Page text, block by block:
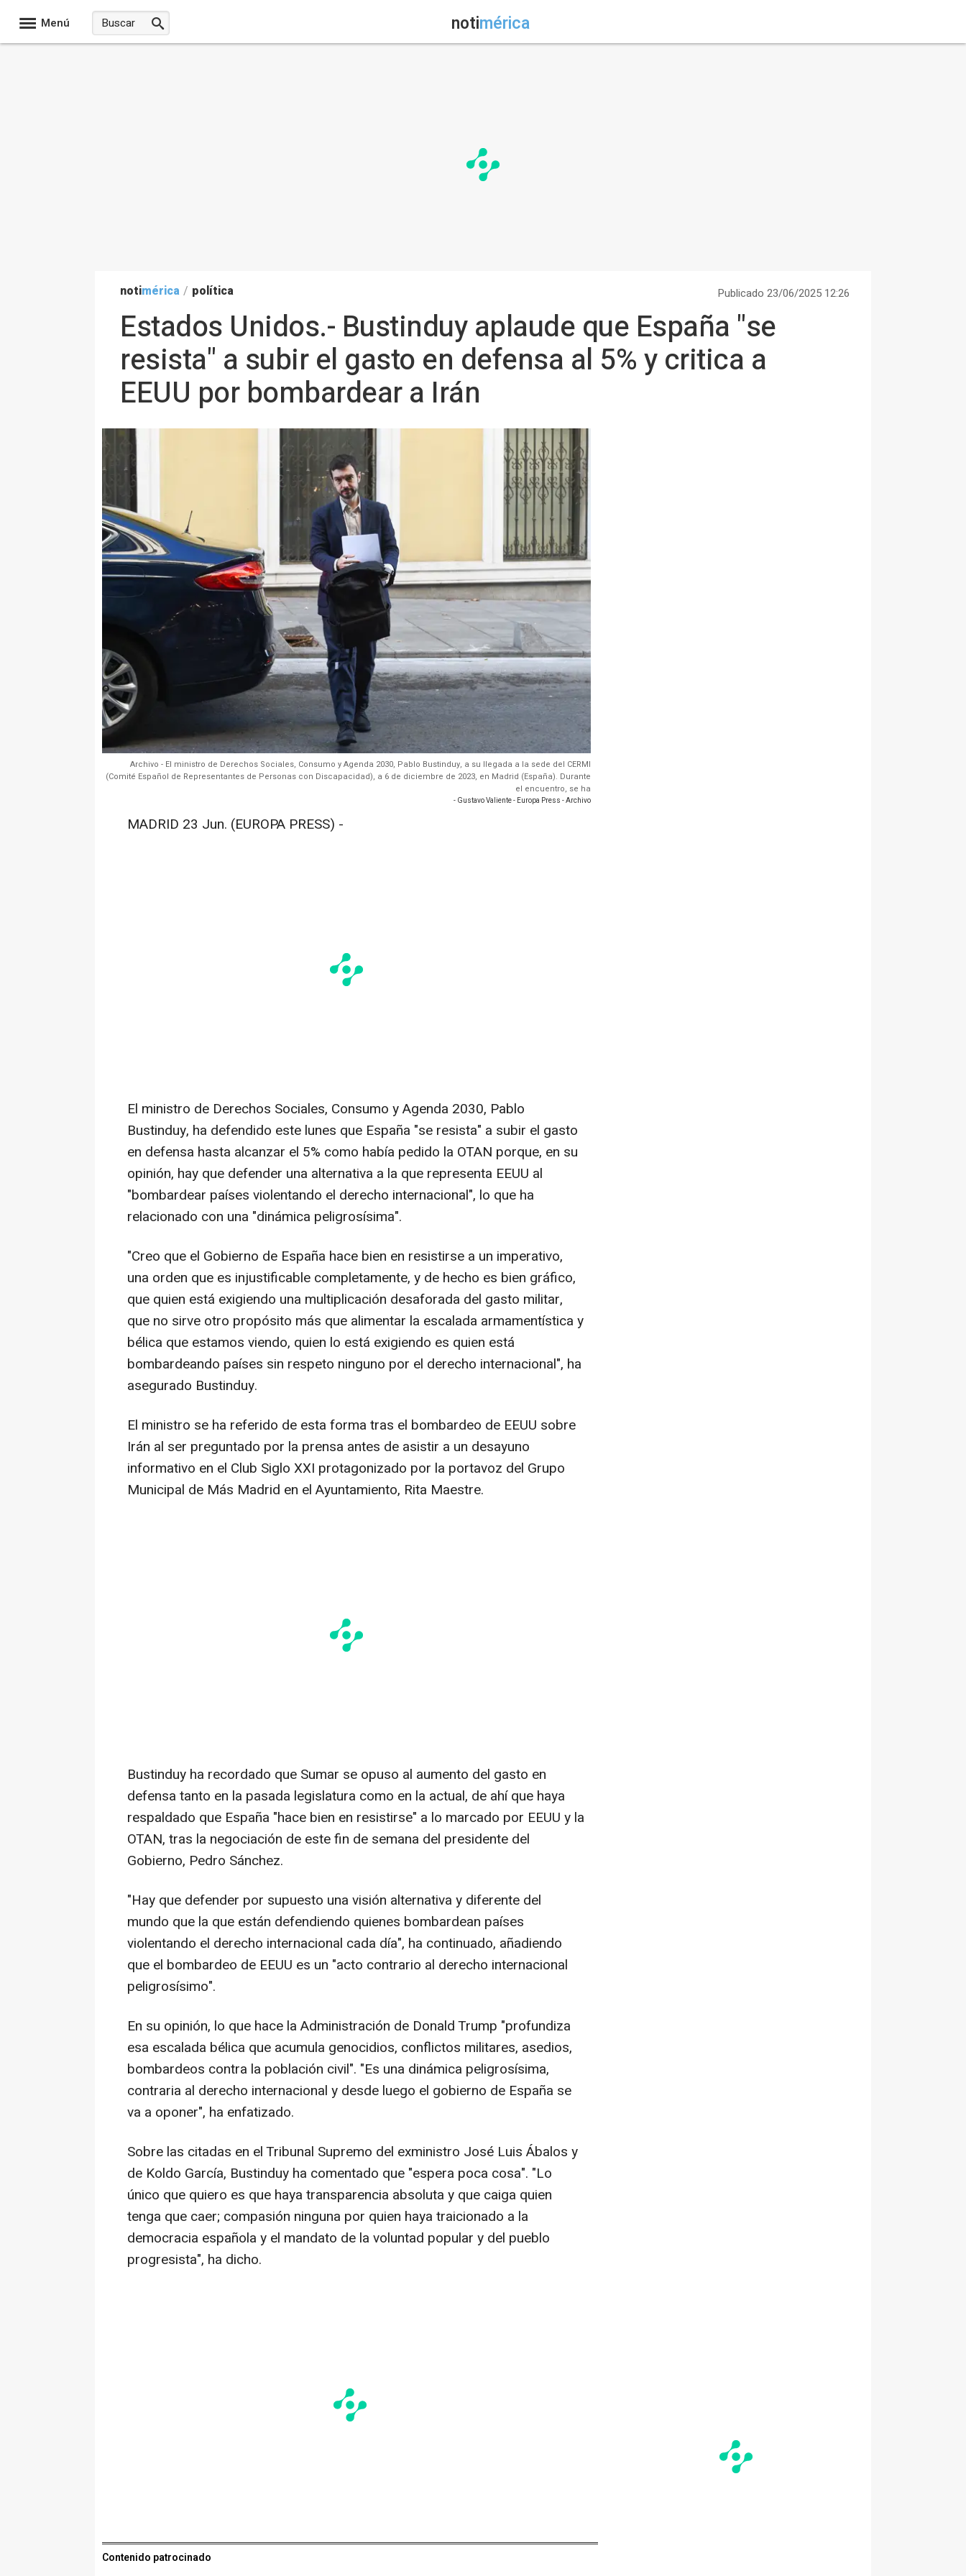
Menú notimérica
notimérica / política Publicado 23/06/2025 12:26
Estados Unidos.- Bustinduy aplaude que España "se
resista" a subir el gasto en defensa al 5% y critica a
EEUU por bombardear a Irán
Archivo - El ministro de Derechos Sociales, Consumo y Agenda 2030, Pablo Bustinduy, a su llegada a la sede del CERMI
(Comité Español de Representantes de Personas con Discapacidad), a 6 de diciembre de 2023, en Madrid (España). Durante
el encuentro, se ha
- Gustavo Valiente - Europa Press - Archivo
MADRID 23 Jun. (EUROPA PRESS) -
El ministro de Derechos Sociales, Consumo y Agenda 2030, Pablo
Bustinduy, ha defendido este lunes que España "se resista" a subir el gasto
en defensa hasta alcanzar el 5% como había pedido la OTAN porque, en su
opinión, hay que defender una alternativa a la que representa EEUU al
"bombardear países violentando el derecho internacional", lo que ha
relacionado con una "dinámica peligrosísima".
"Creo que el Gobierno de España hace bien en resistirse a un imperativo,
una orden que es injustificable completamente, y de hecho es bien gráfico,
que quien está exigiendo una multiplicación desaforada del gasto militar,
que no sirve otro propósito más que alimentar la escalada armamentística y
bélica que estamos viendo, quien lo está exigiendo es quien está
bombardeando países sin respeto ninguno por el derecho internacional", ha
asegurado Bustinduy.
El ministro se ha referido de esta forma tras el bombardeo de EEUU sobre
Irán al ser preguntado por la prensa antes de asistir a un desayuno
informativo en el Club Siglo XXI protagonizado por la portavoz del Grupo
Municipal de Más Madrid en el Ayuntamiento, Rita Maestre.
Bustinduy ha recordado que Sumar se opuso al aumento del gasto en
defensa tanto en la pasada legislatura como en la actual, de ahí que haya
respaldado que España "hace bien en resistirse" a lo marcado por EEUU y la
OTAN, tras la negociación de este fin de semana del presidente del
Gobierno, Pedro Sánchez.
"Hay que defender por supuesto una visión alternativa y diferente del
mundo que la que están defendiendo quienes bombardean países
violentando el derecho internacional cada día", ha continuado, añadiendo
que el bombardeo de EEUU es un "acto contrario al derecho internacional
peligrosísimo".
En su opinión, lo que hace la Administración de Donald Trump "profundiza
esa escalada bélica que acumula genocidios, conflictos militares, asedios,
bombardeos contra la población civil". "Es una dinámica peligrosísima,
contraria al derecho internacional y desde luego el gobierno de España se
va a oponer", ha enfatizado.
Sobre las citadas en el Tribunal Supremo del exministro José Luis Ábalos y
de Koldo García, Bustinduy ha comentado que "espera poca cosa". "Lo
único que quiero es que haya transparencia absoluta y que caiga quien
tenga que caer; compasión ninguna por quien haya traicionado a la
democracia española y el mandato de la voluntad popular y del pueblo
progresista", ha dicho.
Contenido patrocinado